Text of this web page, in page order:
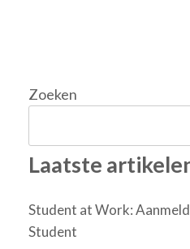
Zoeken
Laatste
Student at Work:
Student